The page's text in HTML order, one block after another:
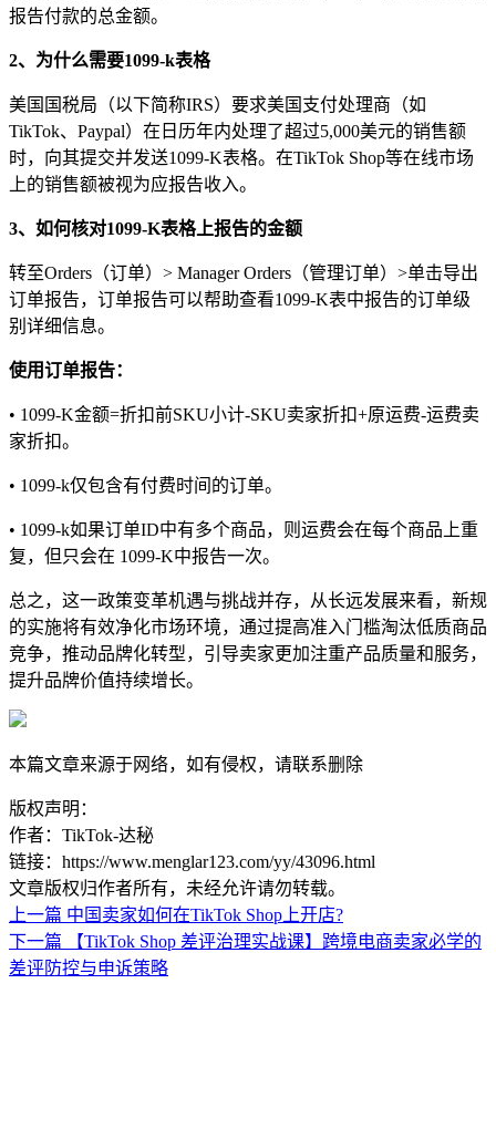
报告付款的总金额。
2、为什么需要1099-k表格
美国国税局（以下简称IRS）要求美国支付处理商（如
TikTok、Paypal）在日历年内处理了超过5,000美元的销售额
时，向其提交并发送1099-K表格。在TikTok Shop等在线市场
上的销售额被视为应报告收入。
3、如何核对1099-K表格上报告的金额
转至Orders（订单）> Manager Orders（管理订单）>单击导出
订单报告，订单报告可以帮助查看1099-K表中报告的订单级
别详细信息。
使用订单报告：
• 1099-K金额=折扣前SKU小计-SKU卖家折扣+原运费-运费卖
家折扣。
• 1099-k仅包含有付费时间的订单。
• 1099-k如果订单ID中有多个商品，则运费会在每个商品上重
复，但只会在 1099-K中报告一次。
总之，这一政策变革机遇与挑战并存，从长远发展来看，新规
的实施将有效净化市场环境，通过提高准入门槛淘汰低质商品
竞争，推动品牌化转型，引导卖家更加注重产品质量和服务，
提升品牌价值持续增长。
本篇文章来源于网络，如有侵权，请联系删除
版权声明：
作者：TikTok-达秘
链接：https://www.menglar123.com/yy/43096.html
文章版权归作者所有，未经允许请勿转载。
上一篇 中国卖家如何在TikTok Shop上开店?
下一篇
【TikTok Shop 差评治理实战课】跨境电商卖家必学的
差评防控与申诉策略